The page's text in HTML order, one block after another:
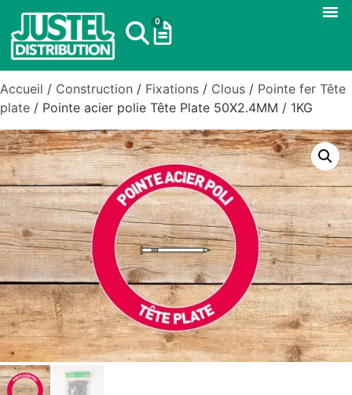
0
Accueil / Construction / Fixations / Clous / Pointe fer Tête
plate / Pointe acier polie Tête Plate 50X2.4MM / 1KG